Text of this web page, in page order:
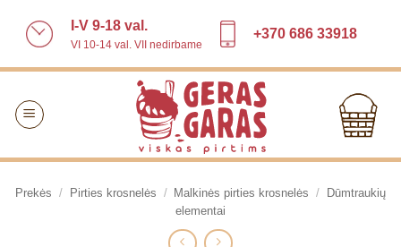
I-V 9-18 val.
VI 10-14 val. VII nedirbame
+370 686 33918
Prekės / Pirties krosnelės / Malkinės pirties krosnelės /
Dūmtraukių
elementai